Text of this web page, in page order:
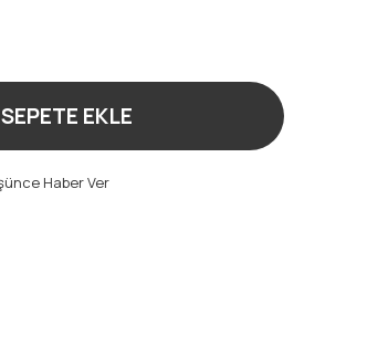
SEPETE EKLE
Haber Ver